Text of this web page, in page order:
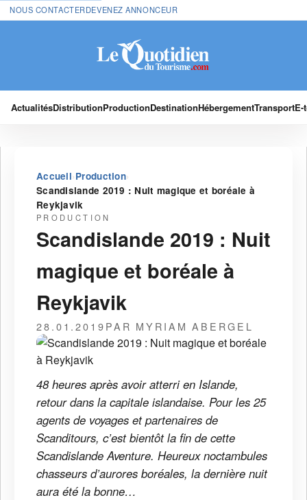
NOUS CONTACTERDEVENEZ ANNONCEUR
ActualitésDistributionProductionDestinationHébergementTransport
Accueil›Production›
Scandislande 2019 : Nuit magique et boréale à
Reykjavik
PRODUCTION
Scandislande 2019 : Nuit
magique et boréale à
Reykjavik
28.01.2019PAR MYRIAM ABERGEL
48 heures après avoir atterri en Islande,
retour dans la capitale islandaise. Pour les 25
agents de voyages et partenaires de
Scanditours, c’est bientôt la fin de cette
Scandislande Aventure. Heureux noctambules
chasseurs d’aurores boréales, la dernière nuit
aura été la bonne…